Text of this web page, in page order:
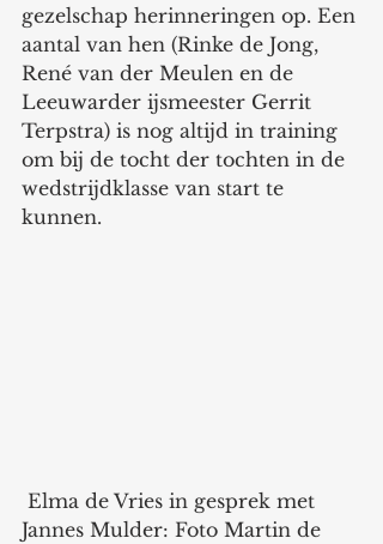
gezelschap herinneringen op. Een
aantal van hen (Rinke de Jong,
René van der Meulen en de
Leeuwarder ijsmeester Gerrit
Terpstra) is nog altijd in training
om bij de tocht der tochten in de
wedstrijdklasse van start te
kunnen.
Jannes Mulder: Foto Martin de